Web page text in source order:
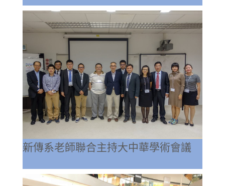
新傳系老師聯合主持大中華學術會議